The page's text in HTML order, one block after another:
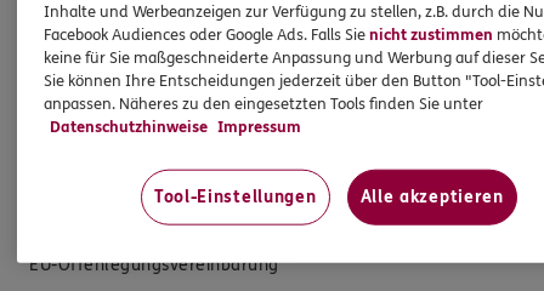
Versicherungen für Geschäftskunden
Hilfe & Services
Schaden melden
Erstkontaktinformationen
EU-Offenlegungsvereinbarung
Inhalte und Werbeanzeigen zur Verfügung zu stellen, z.B. durch die
Facebook Audiences oder Google Ads. Falls Sienicht zustimmen
keine für Sie maßgeschneiderte Anpassung und Werbung auf dieser
Sie können Ihre Entscheidungen jederzeit über den Button "Tool-
anpassen. Näheres zu den eingesetzten Tools finden Sie unter
Datenschutzhinweise Impressum
Tool-Einstellungen Alle akzeptieren